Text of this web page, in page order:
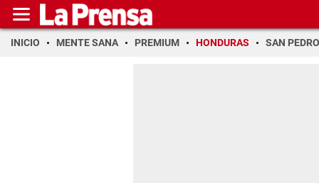
INICIO MENTE SANA PREMIUM HONDURAS SAN PEDRO